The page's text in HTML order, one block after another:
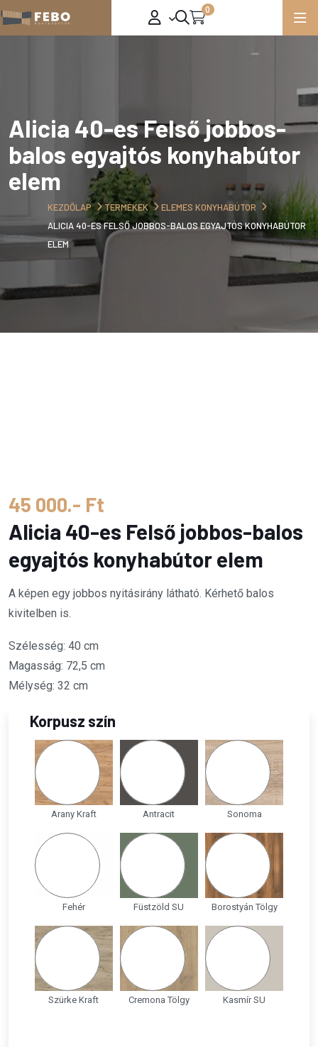
0
Alicia 40-es Felső jobbos-
balos egyajtós konyhabútor
elem
KEZDŐLAP TERMÉKEK
ELEMES KONYHABÚTOR
ALICIA 40-ES FELSŐ JOBBOS-BALOS EGYAJTÓS KONYHABÚTOR
ELEM
45 000.- Ft
Alicia 40-es Felső jobbos-balos
egyajtós konyhabútor elem
A képen egy jobbos nyitásirány látható. Kérhető balos
kivitelben is.
Szélesség: 40 cm
Magasság: 72,5 cm
Mélység: 32 cm
Korpusz szín
Arany Kraft Antracit Sonoma
Fehér Füstzöld SU Borostyán Tölgy
Szürke Kraft Cremona Tölgy Kasmír SU